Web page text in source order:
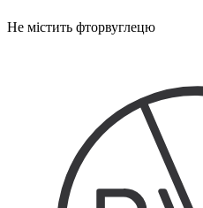
Не містить фторвуглецю